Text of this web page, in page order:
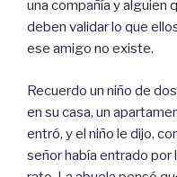
una compañía y alguien
deben validar lo que
ese amigo no existe.
Recuerdo un niño de
en su casa, un
entró, y el niño le dijo,
señor había entrado por